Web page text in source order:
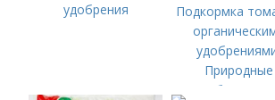
удобрения
Подкормка
Природные
удобрения для